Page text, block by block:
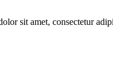
sit amet, consectetur